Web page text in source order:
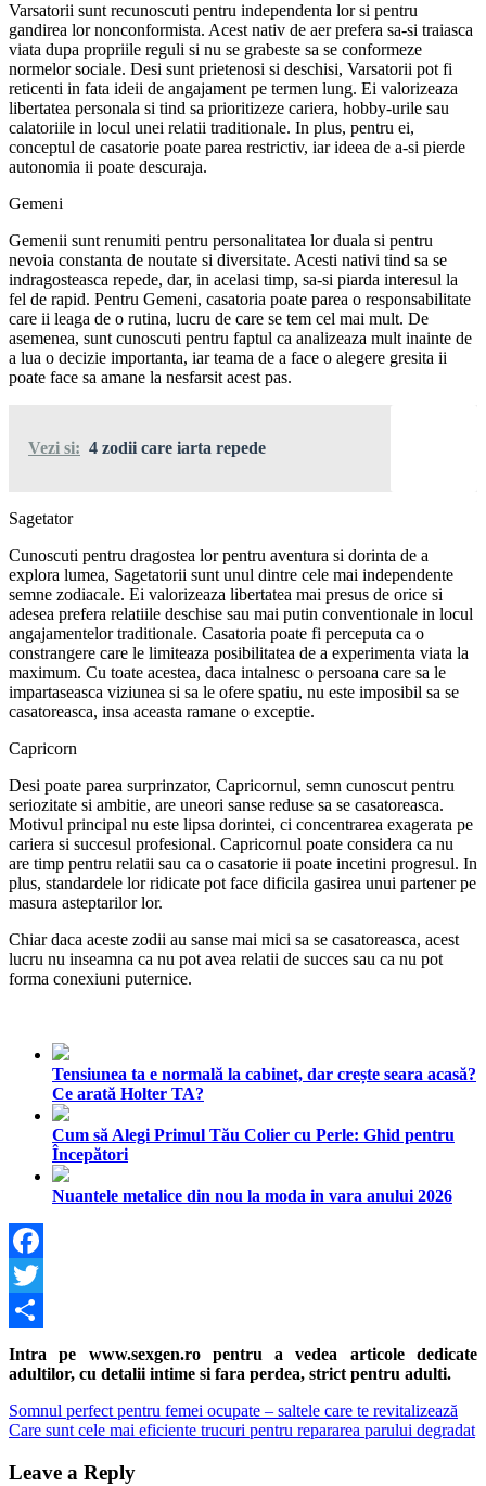
Varsatorii sunt recunoscuti pentru independenta lor si pentru
gandirea lor nonconformista. Acest nativ de aer prefera sa-si traiasca
viata dupa propriile reguli si nu se grabeste sa se conformeze
normelor sociale. Desi sunt prietenosi si deschisi, Varsatorii pot fi
reticenti in fata ideii de angajament pe termen lung. Ei valorizeaza
libertatea personala si tind sa prioritizeze cariera, hobby-urile sau
calatoriile in locul unei relatii traditionale. In plus, pentru ei,
conceptul de casatorie poate parea restrictiv, iar ideea de a-si pierde
autonomia ii poate descuraja.
Gemeni
Gemenii sunt renumiti pentru personalitatea lor duala si pentru
nevoia constanta de noutate si diversitate. Acesti nativi tind sa se
indragosteasca repede, dar, in acelasi timp, sa-si piarda interesul la
fel de rapid. Pentru Gemeni, casatoria poate parea o responsabilitate
care ii leaga de o rutina, lucru de care se tem cel mai mult. De
asemenea, sunt cunoscuti pentru faptul ca analizeaza mult inainte de
a lua o decizie importanta, iar teama de a face o alegere gresita ii
poate face sa amane la nesfarsit acest pas.
Vezi si: 4 zodii care iarta repede
Sagetator
Cunoscuti pentru dragostea lor pentru aventura si dorinta de a
explora lumea, Sagetatorii sunt unul dintre cele mai independente
semne zodiacale. Ei valorizeaza libertatea mai presus de orice si
adesea prefera relatiile deschise sau mai putin conventionale in locul
angajamentelor traditionale. Casatoria poate fi perceputa ca o
constrangere care le limiteaza posibilitatea de a experimenta viata la
maximum. Cu toate acestea, daca intalnesc o persoana care sa le
impartaseasca viziunea si sa le ofere spatiu, nu este imposibil sa se
casatoreasca, insa aceasta ramane o exceptie.
Capricorn
Desi poate parea surprinzator, Capricornul, semn cunoscut pentru
seriozitate si ambitie, are uneori sanse reduse sa se casatoreasca.
Motivul principal nu este lipsa dorintei, ci concentrarea exagerata pe
cariera si succesul profesional. Capricornul poate considera ca nu
are timp pentru relatii sau ca o casatorie ii poate incetini progresul. In
plus, standardele lor ridicate pot face dificila gasirea unui partener pe
masura asteptarilor lor.
Chiar daca aceste zodii au sanse mai mici sa se casatoreasca, acest
lucru nu inseamna ca nu pot avea relatii de succes sau ca nu pot
forma conexiuni puternice.
Tensiunea ta e normală la cabinet, dar crește seara acasă?
Ce arată Holter TA?
Cum să Alegi Primul Tău Colier cu Perle: Ghid pentru
Începători
Nuantele metalice din nou la moda in vara anului 2026
Facebook
Twitter
Share
Intra pe www.sexgen.ro pentru a vedea articole dedicate
adultilor, cu detalii intime si fara perdea, strict pentru adulti.
Navigare
în
articole
Previous
Post:
Somnul perfect pentru femei ocupate – saltele care te revitalizează
Next
Care sunt cele mai eficiente trucuri pentru repararea parului degradat
Leave a Reply